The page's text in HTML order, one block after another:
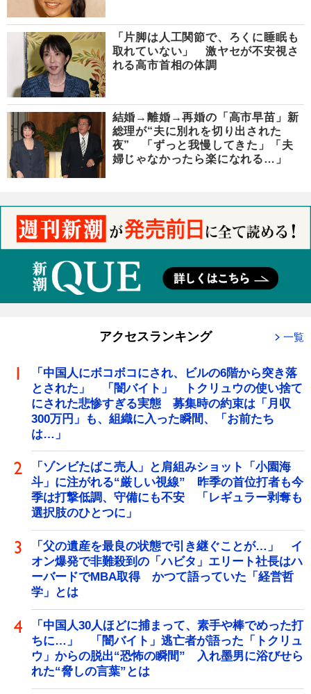
「片脚は人工関節で、ろくに睡眠も
取れていない」 激ヤセが不安視さ
れる高市首相の体調
結婚→離婚→再婚の「高市早苗」新
総理が“夫に別れを切り出された
夜” 「ずっと我慢してきた」「夫
婦じゃなかったら楽になれる…」
アクセスランキング 一覧
「中国人にボコボコにされ、ビルの6階から突き落
とされた」 「闇バイト」 トクリュウの使い捨て
にされた悲惨すぎる実態 募集時の約束は「月収
300万円」も、組織に入った瞬間、「お前たち
は…」
「ゾンビたばこ売人」と肩組みショット「小園海
斗」に注がれる“厳しい視線” 昨季の首位打者も今
季は打撃低調、守備にも不安 「レギュラー剥奪も
選択肢のひとつに」
「父の遺産を最良の状態で引き継ぐことが…」 イ
オン爆発で非難殺到の「ハビタ」エリート社長はハ
ーバードでMBA取得 かつて語っていた「経営哲
学」とは
「中国人30人ほどに捕まって、素手や棒でめった打
ちに…」 「闇バイト」逃亡者が語った「トクリュ
ウ」からの脱出“恐怖の瞬間” 入れ墨男に浴びせら
れた“脅しの言葉”とは